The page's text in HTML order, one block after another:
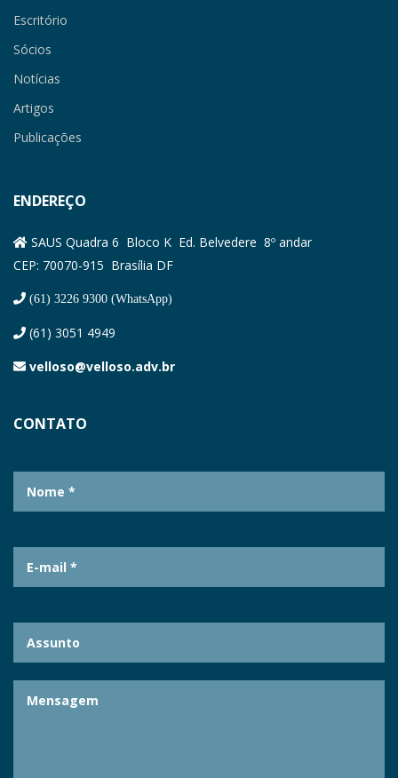
Escritório
Sócios
Notícias
Artigos
Publicações
ENDEREÇO
SAUS Quadra 6 Bloco K Ed. Belvedere 8º andar
CEP: 70070-915 Brasília DF
(61) 3226 9300 (WhatsApp)
(61) 3051 4949
velloso@velloso.adv.br
CONTATO